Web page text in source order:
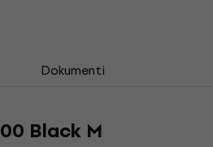
Dokumenti
Black M